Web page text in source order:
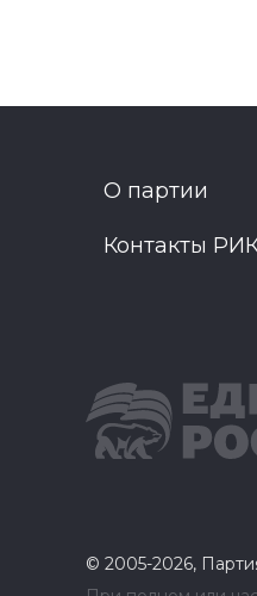
О партии
Контакты
© 2005-2026,